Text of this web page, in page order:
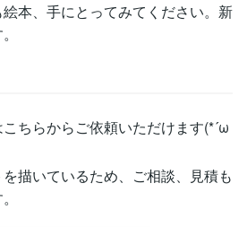
本、手にとってみてください。新
ちらからご依頼いただけます(*´ω
描いているため、ご相談、見積も